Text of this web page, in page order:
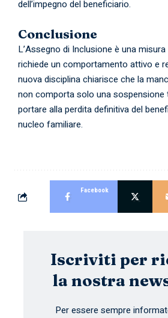
dell’impegno del beneficiario.
Conclusione
L’Assegno di Inclusione è una
richiede un comportamento attivo e
nuova disciplina chiarisce che la
non comporta solo una sospensione
portare alla perdita definitiva del
nucleo familiare.
Facebook
Iscriviti per
la nostra
Per essere sempre